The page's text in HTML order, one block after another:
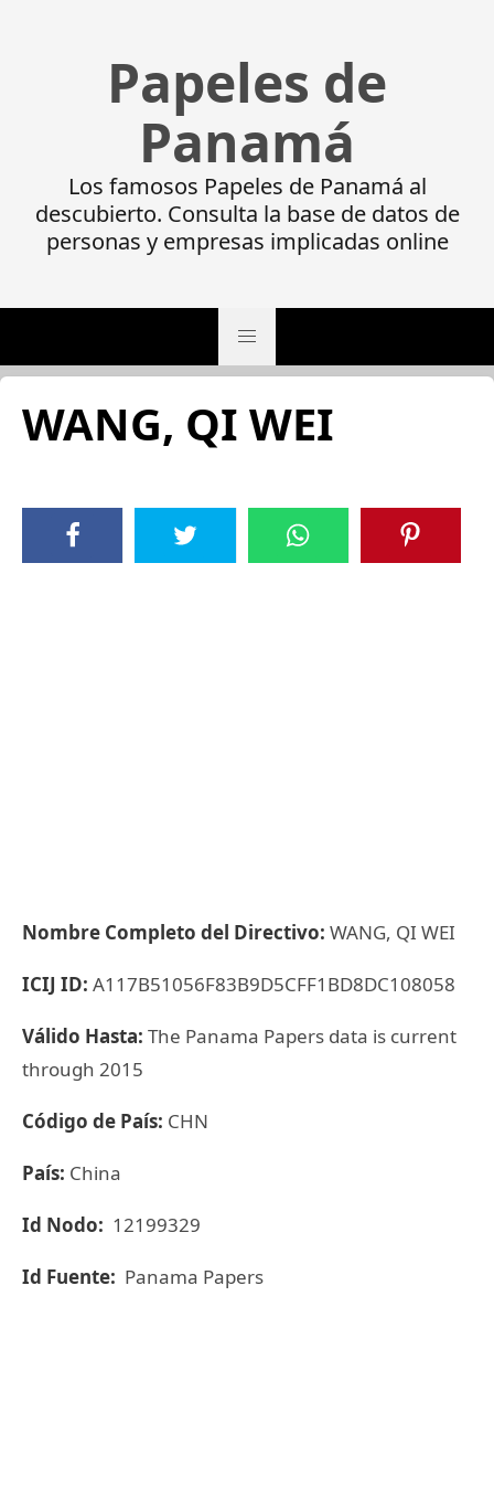
Papeles de
Panamá
Los famosos Papeles de Panamá al
descubierto. Consulta la base de datos de
personas y empresas implicadas online
WANG, QI WEI
Nombre Completo del Directivo: WANG, QI WEI
ICIJ ID: A117B51056F83B9D5CFF1BD8DC108058
Válido Hasta: The Panama Papers data is current
through 2015
Código de País: CHN
País: China
Id Nodo: 12199329
Id Fuente: Panama Papers